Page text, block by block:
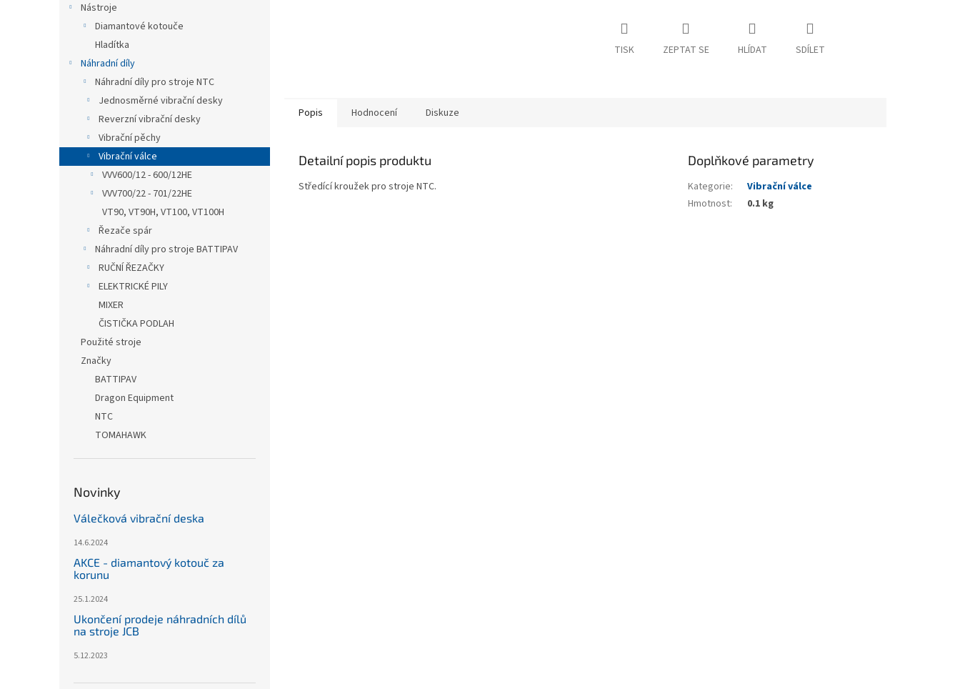
Nástroje
Diamantové kotouče
Hladítka
Náhradní díly
Náhradní díly pro stroje NTC
Jednosměrné vibrační desky
Reverzní vibrační desky
Vibrační pěchy
Vibrační válce
VVV600/12 - 600/12HE
VVV700/22 - 701/22HE
VT90, VT90H, VT100, VT100H
Řezače spár
Náhradní díly pro stroje BATTIPAV
RUČNÍ ŘEZAČKY
ELEKTRICKÉ PILY
MIXER
ČISTIČKA PODLAH
Použité stroje
Značky
BATTIPAV
Dragon Equipment
NTC
TOMAHAWK
Novinky
Válečková vibrační deska
14.6.2024
AKCE - diamantový kotouč za
korunu
25.1.2024
Ukončení prodeje náhradních dílů
na stroje JCB
5.12.2023
TISK ZEPTAT SE HLÍDAT SDÍLET
Popis Hodnocení Diskuze
Detailní popis produktu
Středící kroužek pro stroje NTC.
Doplňkové parametry
Kategorie:
Vibrační válce
Hmotnost: 0.1 kg